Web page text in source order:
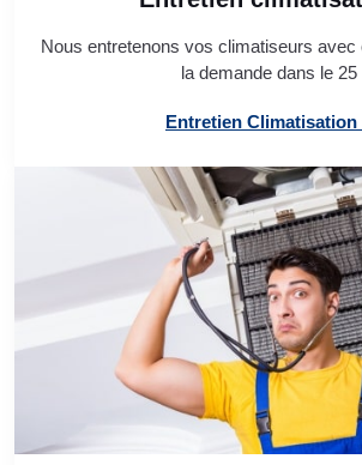
Nous entretenons vos climatiseurs avec
la demande dans le 25
Entretien Climatisation